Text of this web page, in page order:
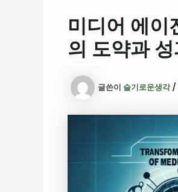
미디어 에이
의 도약과
글쓴이 슬기로운생각/